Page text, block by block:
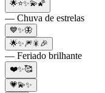
🌟⭐✨💫🌠
— Chuva de estrelas
💙✨🦋
🌟✨🎆🎇🎉
— Feriado brilhante
❤️✨🥰
💗💫✨